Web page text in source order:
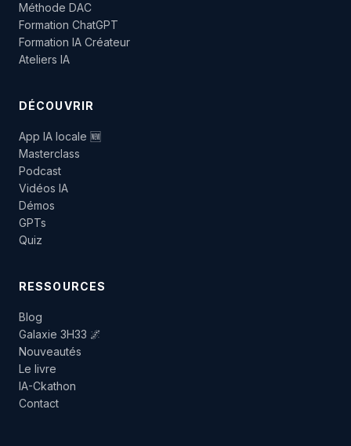
Méthode DAC
Formation ChatGPT
Formation IA Créateur
Ateliers IA
DÉCOUVRIR
App IA locale 🆕
Masterclass
Podcast
Vidéos IA
Démos
GPTs
Quiz
RESSOURCES
Blog
Galaxie 3H33 🌌
Nouveautés
Le livre
IA-Ckathon
Contact